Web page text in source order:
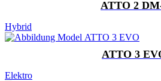
ATTO 2
Hybrid
ATTO 3
Elektro